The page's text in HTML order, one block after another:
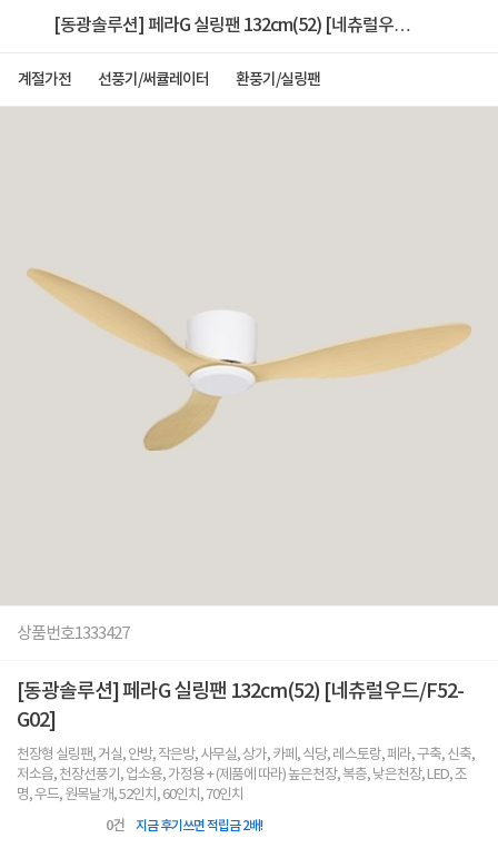
[동광솔루션] 페라G 실링팬 132cm(52) [네츄럴우
계절가전 선풍기/써큘레이터 환풍기/실링팬
상품번호1333427
[동광솔루션] 페라G 실링팬 132cm(52) [네츄럴우드/F52-
G02]
천장형 실링팬, 거실, 안방, 작은방, 사무실, 상가, 카페, 식당, 레스토랑, 페라, 구축, 신축,
저소음, 천장선풍기, 업소용, 가정용 + (제품에 따라) 높은천장, 복층, 낮은천장, LED, 조
명, 우드, 원목날개, 52인치, 60인치, 70인치
0건 지금 후기쓰면 적립금 2배!